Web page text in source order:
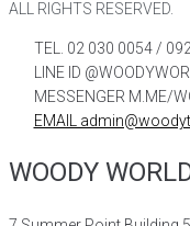
ALL RIGHTS RESERVED.
TEL. 02 030 0054 /
LINE ID
MESSENGER M.ME/
EMAIL
WOODY